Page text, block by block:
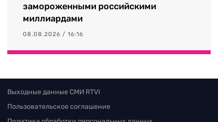
замороженными российскими
миллиардами
08.08.2026 / 16:16
Выходные данные СМИ RTVI
Пользовательское соглашение